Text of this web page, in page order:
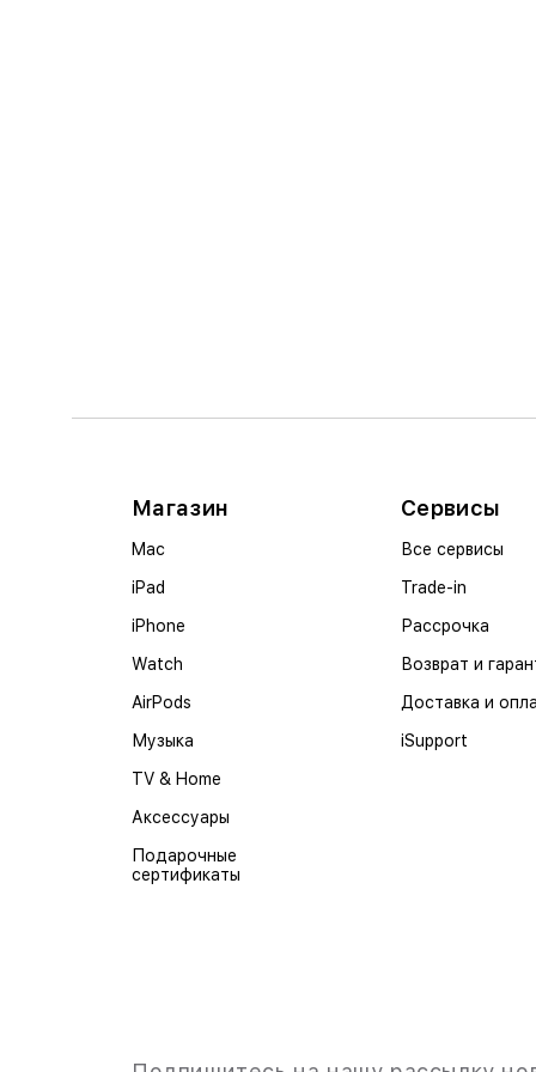
Магазин
Mac
iPad
iPhone
Watch
AirPods
Музыка
TV & Home
Аксессуары
Подарочные
сертификаты
Сервисы
Все сервисы
Trade-in
Рассрочка
Возврат и
Доставка и
iSupport